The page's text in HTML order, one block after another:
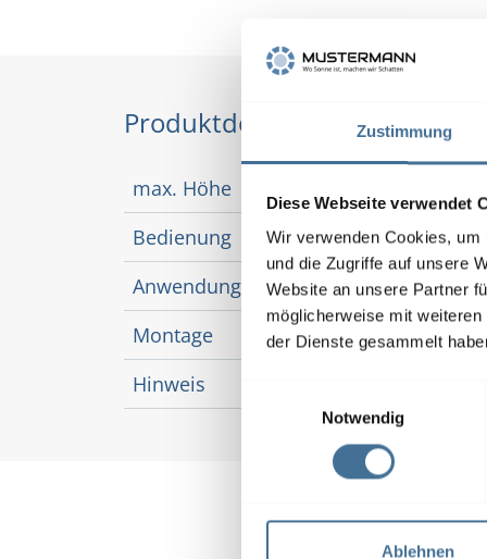
Zustimmung
Diese Webseite verwendet
Wir verwenden Cookies,
und die Zugriffe auf unsere
Website an unsere Partner
möglicherweise mit
der Dienste gesammelt
Notwendig
Ablehnen
Produktdetails
max. Höhe
Bedienung
Anwendungsbereich
Montage
Hinweis